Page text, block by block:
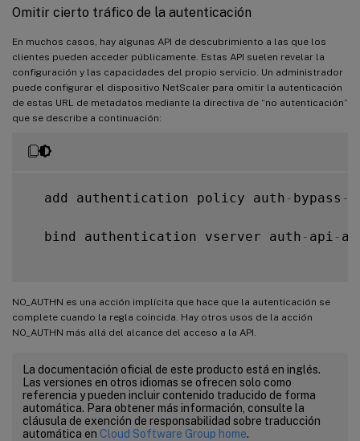
Omitir cierto tráfico de la autenticación
En muchos casos, hay algunas API de descubrimiento a las que los
clientes pueden acceder públicamente. Estas API suelen revelar la
configuración y las capacidades del propio servicio. Un administrador
puede configurar el dispositivo NetScaler para omitir la autenticación
de estas URL de metadatos mediante la directiva de “no autenticación”
que se describe a continuación:
  add authentication policy auth
- bypass -
  bind authentication vserver auth
- api -
NO_AUTHN es una acción implícita que hace que la autenticación se
complete cuando la regla coincida. Hay otros usos de la acción
NO_AUTHN más allá del alcance del acceso a la API.
La documentación oficial de este producto está en inglés.
Las versiones en otros idiomas se ofrecen solo como
referencia y pueden incluir contenido traducido de forma
automática. Para obtener más información, consulte la
cláusula de exención de responsabilidad sobre traducción
automática en Cloud Software Group home.